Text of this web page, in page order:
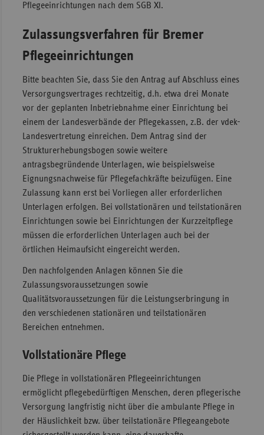
Pflegeeinrichtungen nach dem SGB XI.
Zulassungsverfahren für Bremer
Pflegeeinrichtungen
Bitte beachten Sie, dass Sie den Antrag auf Abschluss eines
Versorgungsvertrages rechtzeitig, d.h. etwa drei Monate
vor der geplanten Inbetriebnahme einer Einrichtung bei
einem der Landesverbände der Pflegekassen, z.B. der vdek-
Landesvertretung einreichen. Dem Antrag sind der
Strukturerhebungsbogen sowie weitere
antragsbegründende Unterlagen, wie beispielsweise
Eignungsnachweise für Pflegefachkräfte beizufügen. Eine
Zulassung kann erst bei Vorliegen aller erforderlichen
Unterlagen erfolgen. Bei vollstationären und teilstationären
Einrichtungen sowie bei Einrichtungen der Kurzzeitpflege
müssen die erforderlichen Unterlagen auch bei der
örtlichen Heimaufsicht eingereicht werden.
Den nachfolgenden Anlagen können Sie die
Zulassungsvoraussetzungen sowie
Qualitätsvoraussetzungen für die Leistungserbringung in
den verschiedenen stationären und teilstationären
Bereichen entnehmen.
Vollstationäre Pflege
Die Pflege in vollstationären Pflegeeinrichtungen
ermöglicht pflegebedürftigen Menschen, deren pflegerische
Versorgung langfristig nicht über die ambulante Pflege in
der Häuslichkeit bzw. über teilstationäre Pflegeangebote